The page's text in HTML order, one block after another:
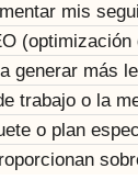
mis
(optimización
generar más
trabajo o la
o plan